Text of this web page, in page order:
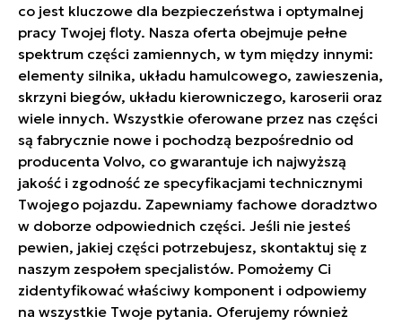
co jest kluczowe dla bezpieczeństwa i optymalnej
pracy Twojej floty. Nasza oferta obejmuje pełne
spektrum części zamiennych, w tym między innymi:
elementy silnika, układu hamulcowego, zawieszenia,
skrzyni biegów, układu kierowniczego, karoserii oraz
wiele innych. Wszystkie oferowane przez nas części
są fabrycznie nowe i pochodzą bezpośrednio od
producenta Volvo, co gwarantuje ich najwyższą
jakość i zgodność ze specyfikacjami technicznymi
Twojego pojazdu. Zapewniamy fachowe doradztwo
w doborze odpowiednich części. Jeśli nie jesteś
pewien, jakiej części potrzebujesz, skontaktuj się z
naszym zespołem specjalistów. Pomożemy Ci
zidentyfikować właściwy komponent i odpowiemy
na wszystkie Twoje pytania. Oferujemy również